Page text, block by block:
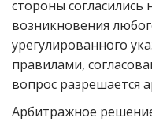
стороны согласились
возникновения
урегулированного
правилами,
вопрос разрешается
Арбитражное